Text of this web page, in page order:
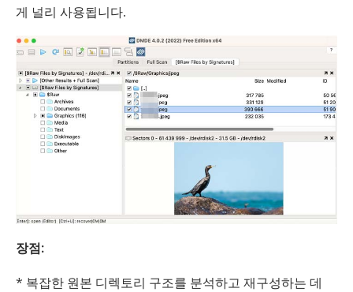
게 널리 사용됩니다.
장점:
* 복잡한 원본 디렉토리 구조를 분석하고 재구성하는 데